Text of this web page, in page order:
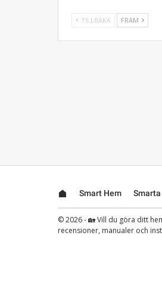
TILLBAKA FRAM
Smart Hem
© 2026 - 🏡 Vill du göra ditt
recensioner, manualer och